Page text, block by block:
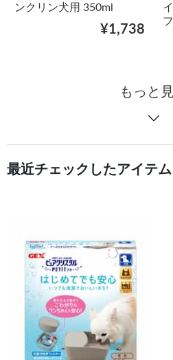
ンクリン犬用 350ml
¥1,738
もっと
最近チェックしたアイテム